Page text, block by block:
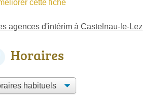
cette fiche
agences d'intérim à Castelnau-le-Lez
Horaires